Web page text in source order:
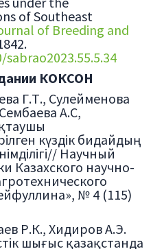
of Southeast
of Breeding and
КОКСОН
Г.Т., Сулейменова
А.С,
күздік бидайдың
Научный
Казахского научно-
№ 4 (115)
Р.К., Хидиров А.Э.
шығыс қазақстанда